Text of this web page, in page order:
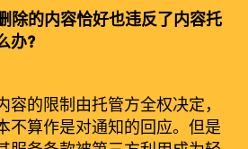
除的内容恰好也违反了内容托
办?
容的限制由托管方全权决定，
不算作是对通知的回应。但是